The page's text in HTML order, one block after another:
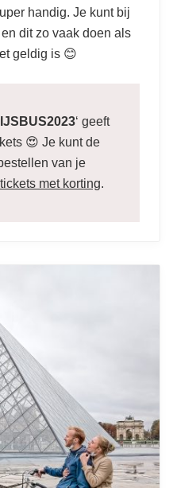
handig. Je kunt bij
dit zo vaak doen als
geldig is 😊
‘ geeft
😍 Je kunt de
van je
met korting.